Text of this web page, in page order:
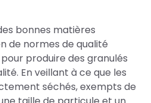
bonnes matières
de normes de qualité
produire des granulés
En veillant à ce que les
séchés, exempts de